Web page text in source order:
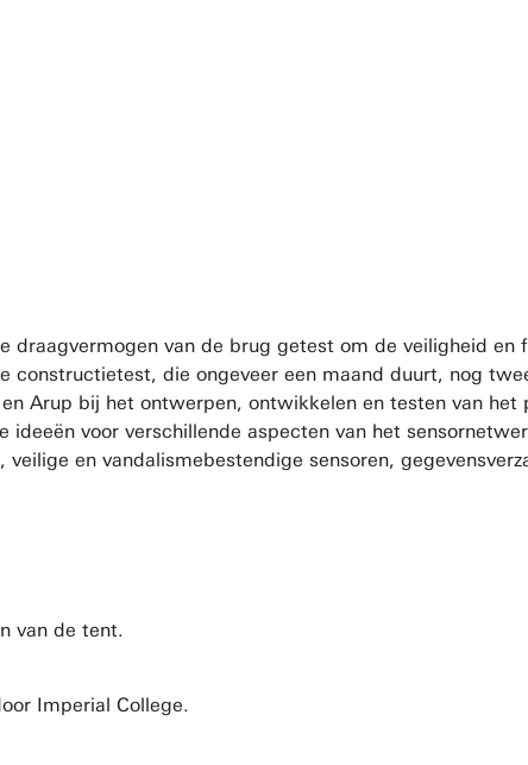
draagvermogen van de brug getest om de veiligheid
constructietest, die ongeveer een maand duurt, nog
Arup bij het ontwerpen, ontwikkelen en testen van
ideeën voor verschillende aspecten van het
en vandalismebestendige sensoren,
van de tent.
Imperial College.